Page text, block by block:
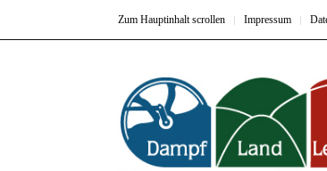
Zum Hauptinhalt scrollen Impressum